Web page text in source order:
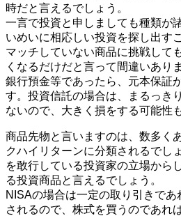
時だと言えるでしょう。
一言で投資と申しましても種類が
いめいに相応しい投資を探し出す
マッチしていない商品に挑戦して
くなるだけだと言って間違いあり
銀行預金等であったら、元本保証
す。投資信託の場合は、まるっき
ないので、大きく損をする可能性
商品先物と言いますのは、数多く
クハイリターンに分類されるでし
を敢行している投資家の立場から
る投資商品と言えるでしょう。
NISAの場合は一定の取り引きで
されるので、株式を買うのであれ